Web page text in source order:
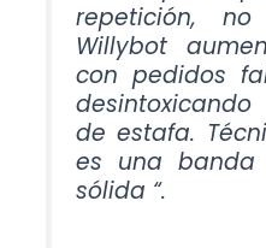
repetición,
Willybot
con pedidos
de estafa.
es una banda
sólida “.